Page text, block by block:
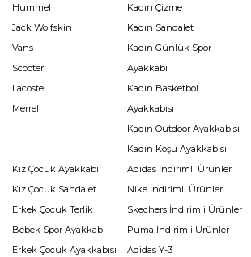
Hummel
Jack Wolfskin
Vans
Scooter
Lacoste
Merrell
Kadın Çizme
Kadın Sandalet
Kadın Günlük Spor
Ayakkabı
Kadın Basketbol
Ayakkabısı
Kadın Outdoor Ayakkabısı
Kadın Koşu Ayakkabısı
Kız Çocuk Ayakkabı
Kız Çocuk Sandalet
Erkek Çocuk Terlik
Bebek Spor Ayakkabı
Erkek Çocuk Ayakkabısı
Adidas İndirimli Ürünler
Nike İndirimli Ürünler
Skechers İndirimli Ürünler
Puma İndirimli Ürünler
Adidas Y-3